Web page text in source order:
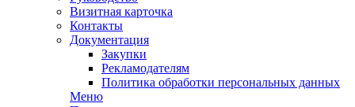
Визитная карточка
Контакты
Документация
Закупки
Рекламодателям
Политика обработки персональных данных
Меню